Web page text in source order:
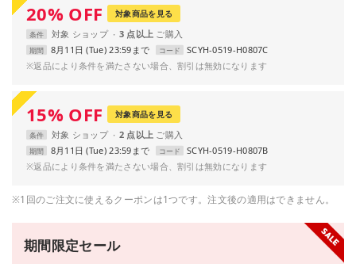
20% OFF 対象商品を見る
条件 対象 ショップ 3 点以上
期間 8月11日 (Tue) 23:59まで コード
SCYH-0519-H0807C
※返品により条件を満たさない場合、割引は無効になります
15% OFF 対象商品を見る
条件 対象 ショップ 2 点以上
期間 8月11日 (Tue) 23:59まで コード
SCYH-0519-H0807B
※返品により条件を満たさない場合、割引は無効になります
※1回のご注文に使えるクーポンは1つです。注文後の適用はできません。
期間限定セール